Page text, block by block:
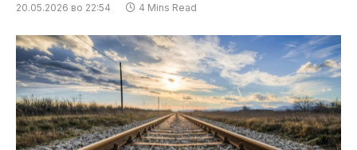
20.05.2026 во 22:54 4 Mins Read